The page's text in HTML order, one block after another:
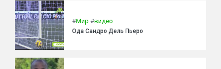
#Мир #видео
Ода Сандро Дель Пьеро